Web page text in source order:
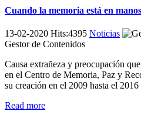
Cuando la memoria está en
13-02-2020 Hits:4395 Noticias
Gestor de Contenidos
Causa extrañeza y preocupación
en el Centro de Memoria, Paz y
su creación en el 2009 hasta el
Read more